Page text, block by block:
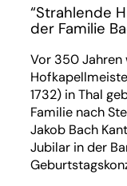
“Strahlende
der Familie
Vor 350 Jahren
1732) in Thal
Familie nach
Jakob Bach
Jubilar in der